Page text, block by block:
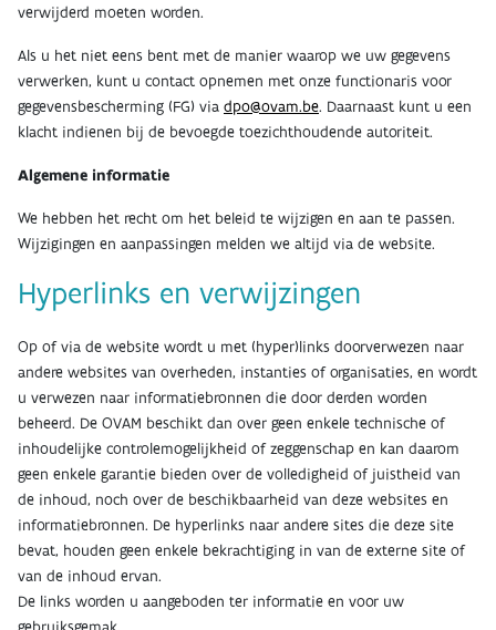
verwijderd moeten worden.
Als u het niet eens bent met de manier waarop we uw gegevens
verwerken, kunt u contact opnemen met onze functionaris voor
gegevensbescherming (FG) via dpo@ovam.be. Daarnaast kunt u een
klacht indienen bij de bevoegde toezichthoudende autoriteit.
Algemene informatie
We hebben het recht om het beleid te wijzigen en aan te passen.
Wijzigingen en aanpassingen melden we altijd via de website.
Hyperlinks en verwijzingen
Op of via de website wordt u met (hyper)links doorverwezen naar
andere websites van overheden, instanties of organisaties, en wordt
u verwezen naar informatiebronnen die door derden worden
beheerd. De OVAM beschikt dan over geen enkele technische of
inhoudelijke controlemogelijkheid of zeggenschap en kan daarom
geen enkele garantie bieden over de volledigheid of juistheid van
de inhoud, noch over de beschikbaarheid van deze websites en
informatiebronnen. De hyperlinks naar andere sites die deze site
bevat, houden geen enkele bekrachtiging in van de externe site of
van de inhoud ervan.
De links worden u aangeboden ter informatie en voor uw